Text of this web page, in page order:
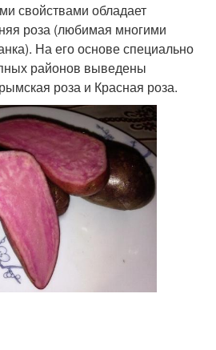
свойствами обладает
роза (любимая многими
На его основе специально
районов выведены
роза и Красная роза.